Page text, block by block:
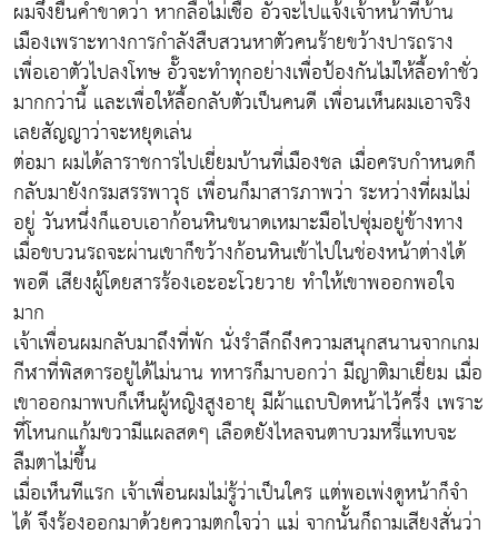
ผมจึงยื่นคำขาดว่า หากลื้อไม่เชื่อ อั๊วจะไปแจ้งเจ้าหน้าที่บ้าน
เมืองเพราะทางการกำลังสืบสวนหาตัวคนร้ายขว้างปารถราง
เพื่อเอาตัวไปลงโทษ อั๊วจะทำทุกอย่างเพื่อป้องกันไม่ให้ลื้อทำชั่ว
มากกว่านี้ และเพื่อให้ลื้อกลับตัวเป็นคนดี เพื่อนเห็นผมเอาจริง
เลยสัญญาว่าจะหยุดเล่น
ต่อมา ผมได้ลาราชการไปเยี่ยมบ้านที่เมืองชล เมื่อครบกำหนดก็
กลับมายังกรมสรรพาวุธ เพื่อนก็มาสารภาพว่า ระหว่างที่ผมไม่
อยู่ วันหนึ่งก็แอบเอาก้อนหินขนาดเหมาะมือไปซุ่มอยู่ข้างทาง
เมื่อขบวนรถจะผ่านเขาก็ขว้างก้อนหินเข้าไปในช่องหน้าต่างได้
พอดี เสียงผู้โดยสารร้องเอะอะโวยวาย ทำให้เขาพออกพอใจ
มาก
เจ้าเพื่อนผมกลับมาถึงที่พัก นั่งรำลึกถึงความสนุกสนานจากเกม
กีฬาที่พิสดารอยู่ได้ไม่นาน ทหารก็มาบอกว่า มีญาติมาเยี่ยม เมื่อ
เขาออกมาพบก็เห็นผู้หญิงสูงอายุ มีผ้าแถบปิดหน้าไว้ครึ่ง เพราะ
ที่โหนกแก้มขวามีแผลสดๆ เลือดยังไหลจนตาบวมหรี่แทบจะ
ลืมตาไม่ขึ้น
เมื่อเห็นทีแรก เจ้าเพื่อนผมไม่รู้ว่าเป็นใคร แต่พอเพ่งดูหน้าก็จำ
ได้ จึงร้องออกมาด้วยความตกใจว่า แม่ จากนั้นก็ถามเสียงสั่นว่า